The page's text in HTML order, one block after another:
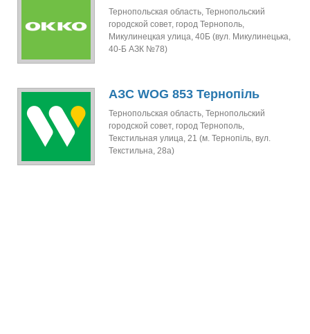
Тернопольская область, Тернопольский
городской совет, город Тернополь,
Микулинецкая улица, 40Б (вул. Микулинецька,
40-Б АЗК №78)
АЗС WOG 853 Тернопіль
Тернопольская область, Тернопольский
городской совет, город Тернополь,
Текстильная улица, 21 (м. Тернопіль, вул.
Текстильна, 28а)